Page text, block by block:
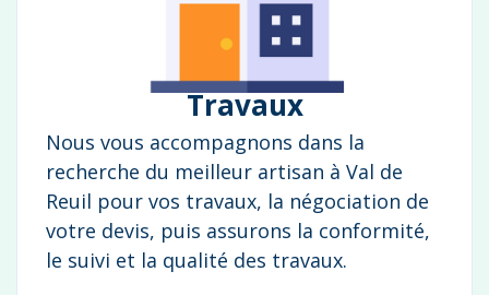
Travaux
Nous vous accompagnons dans la
recherche du meilleur artisan à Val de
Reuil pour vos travaux, la négociation de
votre devis, puis assurons la conformité,
le suivi et la qualité des travaux.